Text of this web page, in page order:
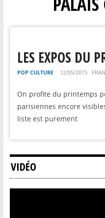
LES EXPOS DU
POP CULTURE 12/05/2015
On profite du printemps
parisiennes encore
liste est purement
VIDÉO